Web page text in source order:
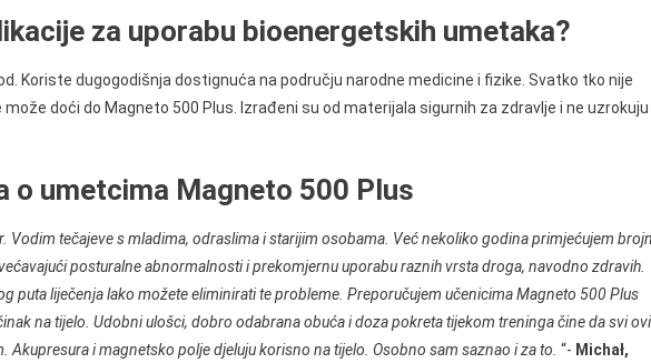
za uporabu bioenergetskih umetaka?
Koriste dugogodišnja dostignuća na području narodne medicine i fizike. Svatko tko nije
doći do Magneto 500 Plus. Izrađeni su od materijala sigurnih za zdravlje i ne uzrokuju
o umetcima Magneto 500 Plus
Vodim tečajeve s mladima, odraslima i starijim osobama. Već nekoliko godina primjećujem
posturalne abnormalnosti i prekomjernu uporabu raznih vrsta droga, navodno zdravih.
puta liječenja lako možete eliminirati te probleme. Preporučujem učenicima Magneto 500 Plus
na tijelo. Udobni ulošci, dobro odabrana obuća i doza pokreta tijekom treninga čine da svi ovi
Akupresura i magnetsko polje djeluju korisno na tijelo. Osobno sam saznao i za to. “- Michał,